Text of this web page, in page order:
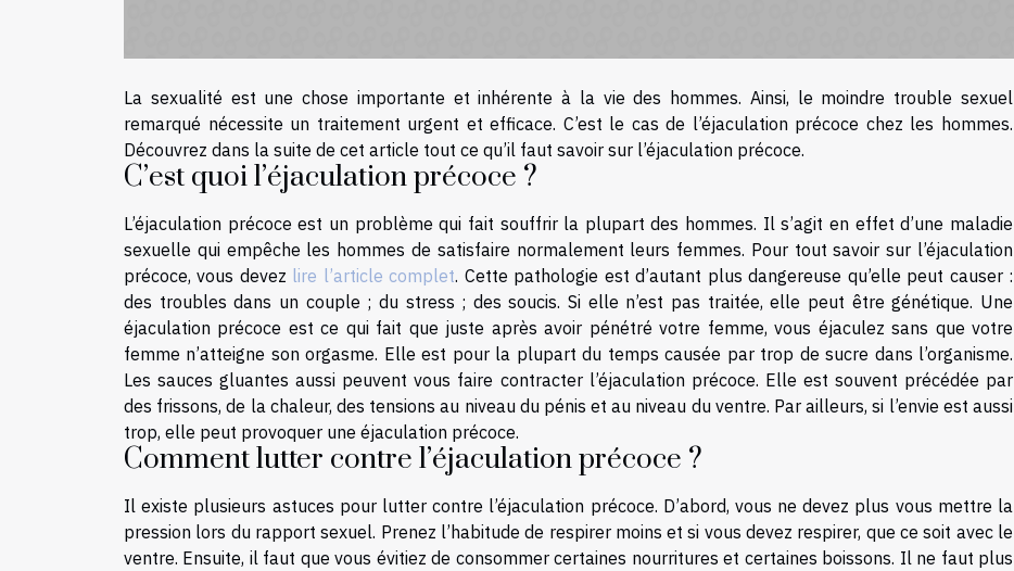
La sexualité est une chose importante et inhérente à la vie des hommes. Ainsi, le moindre trouble sexuel
remarqué nécessite un traitement urgent et efficace. C’est le cas de l’éjaculation précoce chez les hommes.
Découvrez dans la suite de cet article tout ce qu’il faut savoir sur l’éjaculation précoce.
C’est quoi l’éjaculation précoce ?
L’éjaculation précoce est un problème qui fait souffrir la plupart des hommes. Il s’agit en effet d’une maladie
sexuelle qui empêche les hommes de satisfaire normalement leurs femmes. Pour tout savoir sur l’éjaculation
précoce, vous devez lire l’article complet. Cette pathologie est d’autant plus dangereuse qu’elle peut causer :
des troubles dans un couple ; du stress ; des soucis. Si elle n’est pas traitée, elle peut être génétique. Une
éjaculation précoce est ce qui fait que juste après avoir pénétré votre femme, vous éjaculez sans que votre
femme n’atteigne son orgasme. Elle est pour la plupart du temps causée par trop de sucre dans l’organisme.
Les sauces gluantes aussi peuvent vous faire contracter l’éjaculation précoce. Elle est souvent précédée par
des frissons, de la chaleur, des tensions au niveau du pénis et au niveau du ventre. Par ailleurs, si l’envie est aussi
trop, elle peut provoquer une éjaculation précoce.
Comment lutter contre l’éjaculation précoce ?
Il existe plusieurs astuces pour lutter contre l’éjaculation précoce. D’abord, vous ne devez plus vous mettre la
pression lors du rapport sexuel. Prenez l’habitude de respirer moins et si vous devez respirer, que ce soit avec le
ventre. Ensuite, il faut que vous évitiez de consommer certaines nourritures et certaines boissons. Il ne faut plus